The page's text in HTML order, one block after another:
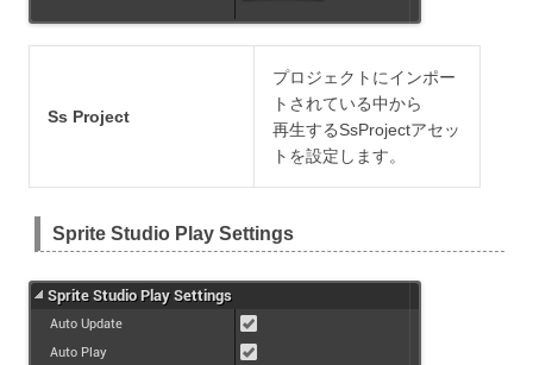
Ss Project
プロジェクトにインポー
トされている中から
再生するSsProjectアセッ
トを設定します。
Sprite Studio Play Settings